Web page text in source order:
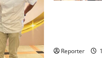
Reporter